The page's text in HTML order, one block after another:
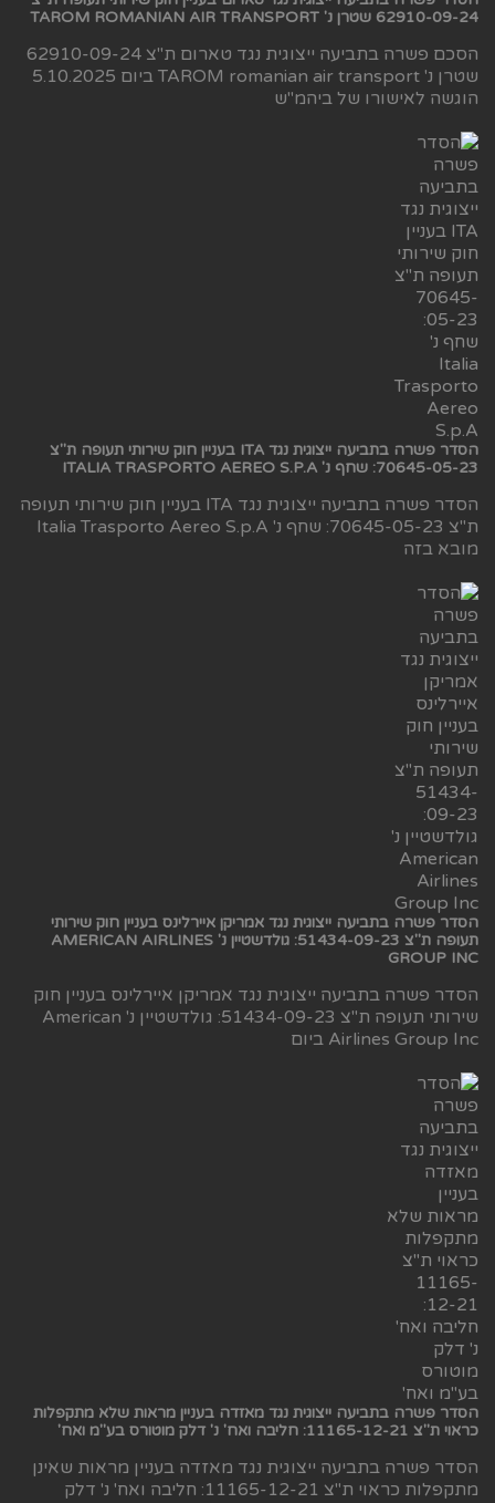
62910-09-24 שטרן נ' TAROM ROMANIAN AIR TRANSPORT
הסכם פשרה בתביעה ייצוגית נגד טארום ת"צ 62910-09-24
שטרן נ' TAROM romanian air transport ביום 5.10.2025
הוגשה לאישורו של ביהמ"ש
הסדר פשרה בתביעה ייצוגית נגד ITA בעניין חוק שירותי תעופה ת"צ
70645-05-23: שחף נ' ITALIA TRASPORTO AEREO S.P.A
הסדר פשרה בתביעה ייצוגית נגד ITA בעניין חוק שירותי תעופה
ת"צ 70645-05-23: שחף נ' Italia Trasporto Aereo S.p.A
מובא בזה
הסדר פשרה בתביעה ייצוגית נגד אמריקן איירלינס בעניין חוק שירותי
תעופה ת"צ 51434-09-23: גולדשטיין נ' AMERICAN AIRLINES
GROUP INC
הסדר פשרה בתביעה ייצוגית נגד אמריקן איירלינס בעניין חוק
שירותי תעופה ת"צ 51434-09-23: גולדשטיין נ' American
Airlines Group Inc ביום
הסדר פשרה בתביעה ייצוגית נגד מאזדה בעניין מראות שלא מתקפלות
כראוי ת"צ 11165-12-21: חליבה ואח' נ' דלק מוטורס בע"מ ואח'
הסדר פשרה בתביעה ייצוגית נגד מאזדה בעניין מראות שאינן
מתקפלות כראוי ת"צ 11165-12-21: חליבה ואח' נ' דלק